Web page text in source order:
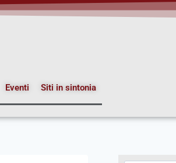
Eventi Siti in sintonia